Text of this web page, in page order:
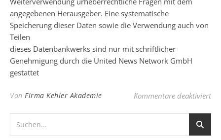
angegebenen Herausgeber. Eine systematische
Speicherung dieser Daten sowie die Verwendung auch von
Teilen
dieses Datenbankwerks sind nur mit schriftlicher
Genehmigung durch die United News Network GmbH
gestattet
Von Firma Kehler Akademie Kommentare deaktiviertfür